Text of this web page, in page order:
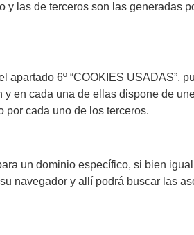
las de terceros son las generadas
6º “COOKIES USADAS”,
en cada una de ellas dispone de
cada uno de los terceros.
un dominio específico, si bien
navegador y allí podrá buscar las